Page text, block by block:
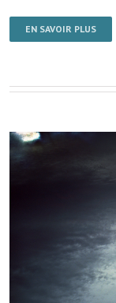
EN SAVOIR PLUS